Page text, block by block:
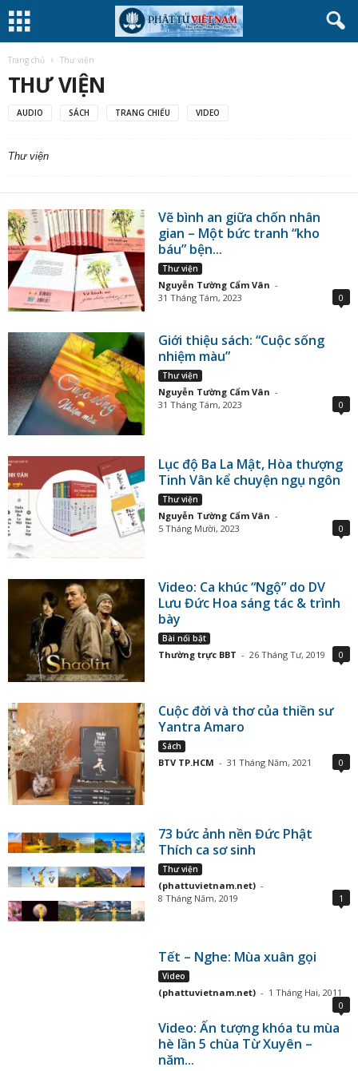
Trang chủ Thư viện
THƯ VIỆN
AUDIO SÁCH TRANG CHIẾU VIDEO
Thư viện
Vẽ bình an giữa chốn nhân
gian – Một bức tranh “kho
báu” bện...
Thư viện
Nguyễn Tường Cẩm Vân -
31 Tháng Tám, 2023
0
Giới thiệu sách: “Cuộc sống
nhiệm màu”
Thư viện
Nguyễn Tường Cẩm Vân -
31 Tháng Tám, 2023
0
Lục độ Ba La Mật, Hòa thượng
Tinh Vân kể chuyện ngụ ngôn
Thư viện
Nguyễn Tường Cẩm Vân -
5 Tháng Mười, 2023
0
Video: Ca khúc “Ngộ” do DV
Lưu Đức Hoa sáng tác & trình
bày
Bài nổi bật
Thường trực BBT - 26 Tháng Tư, 2019 0
Cuộc đời và thơ của thiền sư
Yantra Amaro
Sách
BTV TP.HCM - 31 Tháng Năm, 2021 0
73 bức ảnh nền Đức Phật
Thích ca sơ sinh
Thư viện
(phattuvietnam.net) -
8 Tháng Năm, 2019
1
Tết – Nghe: Mùa xuân gọi
Video
(phattuvietnam.net) - 1 Tháng Hai, 2011
0
Video: Ấn tượng khóa tu mùa
hè lần 5 chùa Từ Xuyên –
năm...